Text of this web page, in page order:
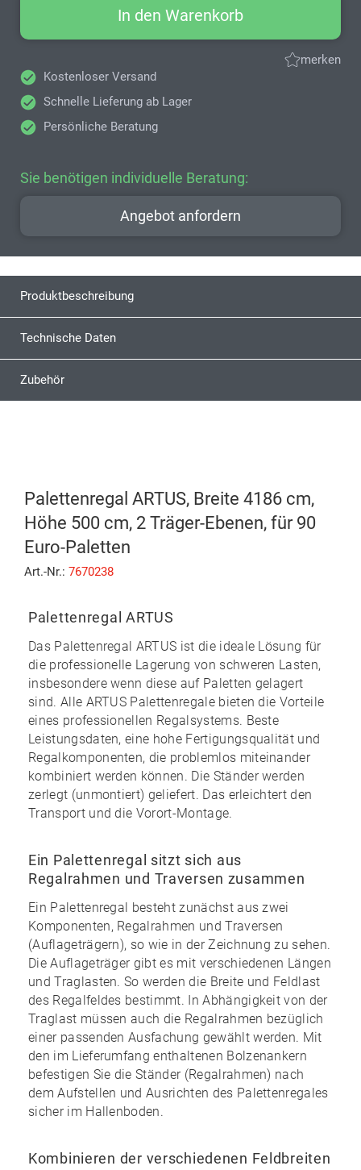
In den Warenkorb
merken
Kostenloser Versand
Schnelle Lieferung ab Lager
Persönliche Beratung
Sie benötigen individuelle Beratung:
Angebot anfordern
Produktbeschreibung
Technische Daten
Zubehör
Palettenregal ARTUS, Breite 4186 cm,
Höhe 500 cm, 2 Träger-Ebenen, für 90
Euro-Paletten
Art.-Nr.: 7670238
Palettenregal ARTUS
Das Palettenregal ARTUS ist die ideale Lösung für
die professionelle Lagerung von schweren Lasten,
insbesondere wenn diese auf Paletten gelagert
sind. Alle ARTUS Palettenregale bieten die Vorteile
eines professionellen Regalsystems. Beste
Leistungsdaten, eine hohe Fertigungsqualität und
Regalkomponenten, die problemlos miteinander
kombiniert werden können. Die Ständer werden
zerlegt (unmontiert) geliefert. Das erleichtert den
Transport und die Vorort-Montage.
Ein Palettenregal sitzt sich aus
Regalrahmen und Traversen zusammen
Ein Palettenregal besteht zunächst aus zwei
Komponenten, Regalrahmen und Traversen
(Auflageträgern), so wie in der Zeichnung zu sehen.
Die Auflageträger gibt es mit verschiedenen Längen
und Traglasten. So werden die Breite und Feldlast
des Regalfeldes bestimmt. In Abhängigkeit von der
Traglast müssen auch die Regalrahmen bezüglich
einer passenden Ausfachung gewählt werden. Mit
den im Lieferumfang enthaltenen Bolzenankern
befestigen Sie die Ständer (Regalrahmen) nach
dem Aufstellen und Ausrichten des Palettenregales
sicher im Hallenboden.
Kombinieren der verschiedenen Feldbreiten